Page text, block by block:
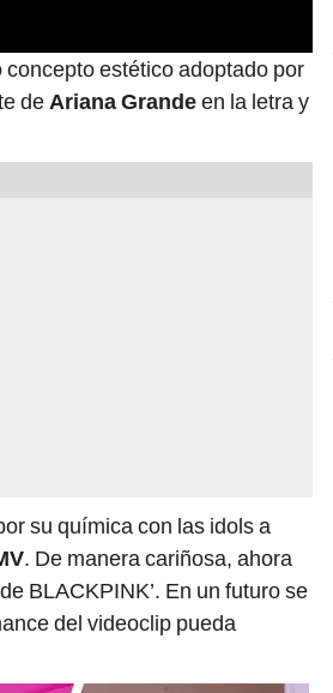
estético adoptado por
de Ariana Grandeen la letra y
su química con las idols a
. De manera cariñosa, ahora
BLACKPINK’. En un futuro se
del videoclip pueda